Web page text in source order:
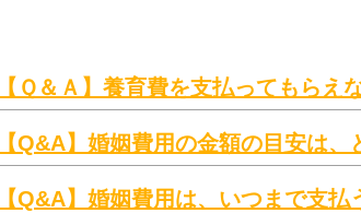
【Ｑ＆Ａ】養育費を支払ってもらえ
【Q&A】婚姻費用の金額の目安は
【Q&A】婚姻費用は、いつまで支払